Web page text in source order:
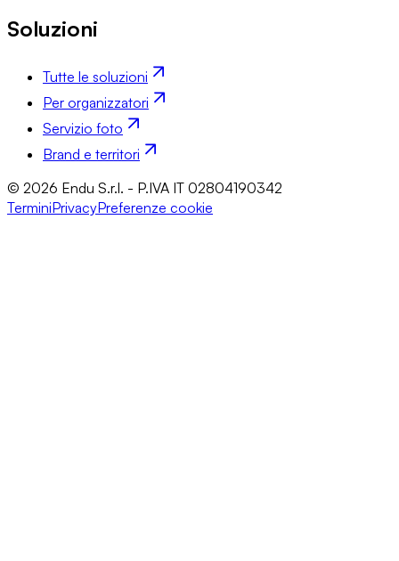
Soluzioni
Tutte le soluzioni
Per organizzatori
Servizio foto
Brand e territori
© 2026 Endu S.r.l. - P.IVA IT 02804190342
TerminiPrivacyPreferenze cookie